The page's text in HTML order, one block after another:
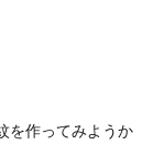
を作ってみようか